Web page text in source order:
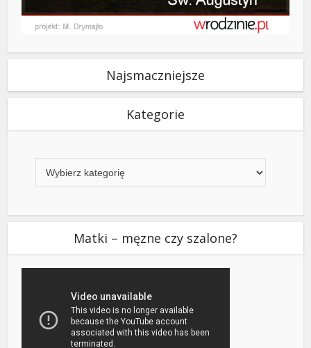
Najsmaczniejsze
Kategorie
Matki – męzne czy szalone?